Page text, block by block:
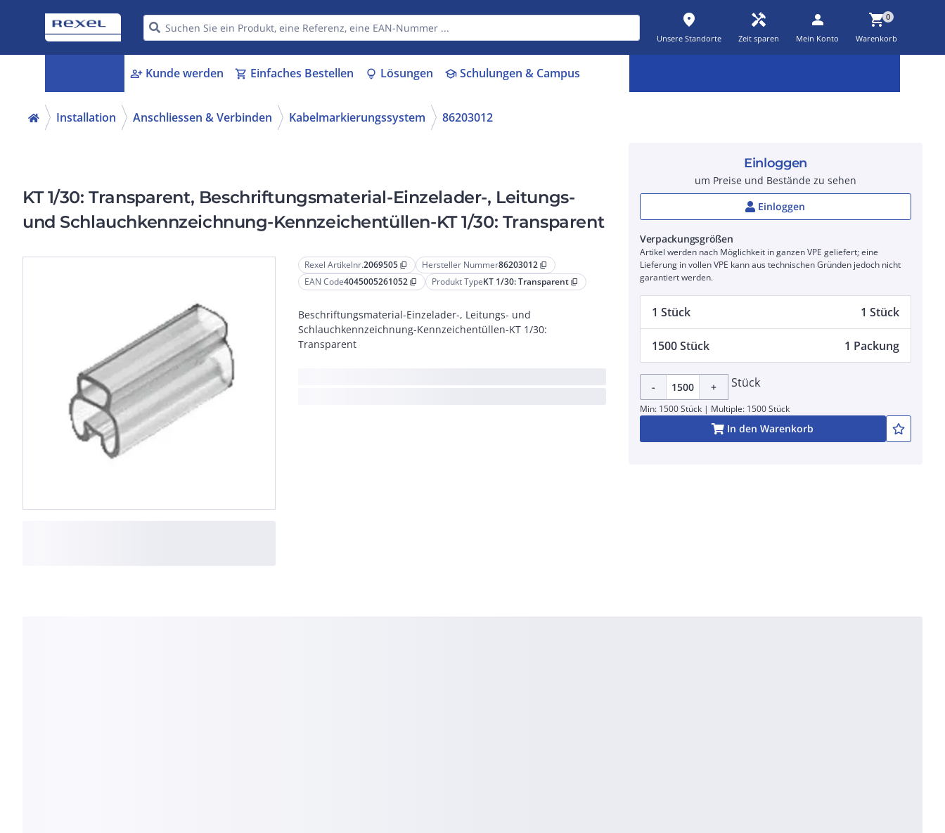
place
Unsere Standorte
handyman
Zeit sparen
person
Mein Konto
shopping_cart0
Warenkorb
person_add Kunde werden shopping_cart Einfaches Bestellen lightbulb Lösungen schoolSchulungen & Campus
Installation Anschliessen & Verbinden Kabelmarkierungssystem 86203012
KT 1/30: Transparent, Beschriftungsmaterial-Einzelader-, Leitungs-
und Schlauchkennzeichnung-Kennzeichentüllen-KT 1/30: Transparent
Rexel Artikelnr.2069505 content_copy Hersteller Nummer86203012 content_copy
EAN Code4045005261052 content_copy Produkt TypeKT 1/30: Transparent content_copy
Beschriftungsmaterial-Einzelader-, Leitungs- und
Schlauchkennzeichnung-Kennzeichentüllen-KT 1/30:
Transparent
Einloggen
um Preise und Bestände zu sehen
Einloggen
Verpackungsgrößen
Artikel werden nach Möglichkeit in ganzen VPE geliefert; eine
Lieferung in vollen VPE kann aus technischen Gründen jedoch nicht
garantiert werden.
1 Stück 1 Stück
1500 Stück 1 Packung
- + Stück
Min: 1500 Stück | Multiple: 1500 Stück
In den Warenkorb